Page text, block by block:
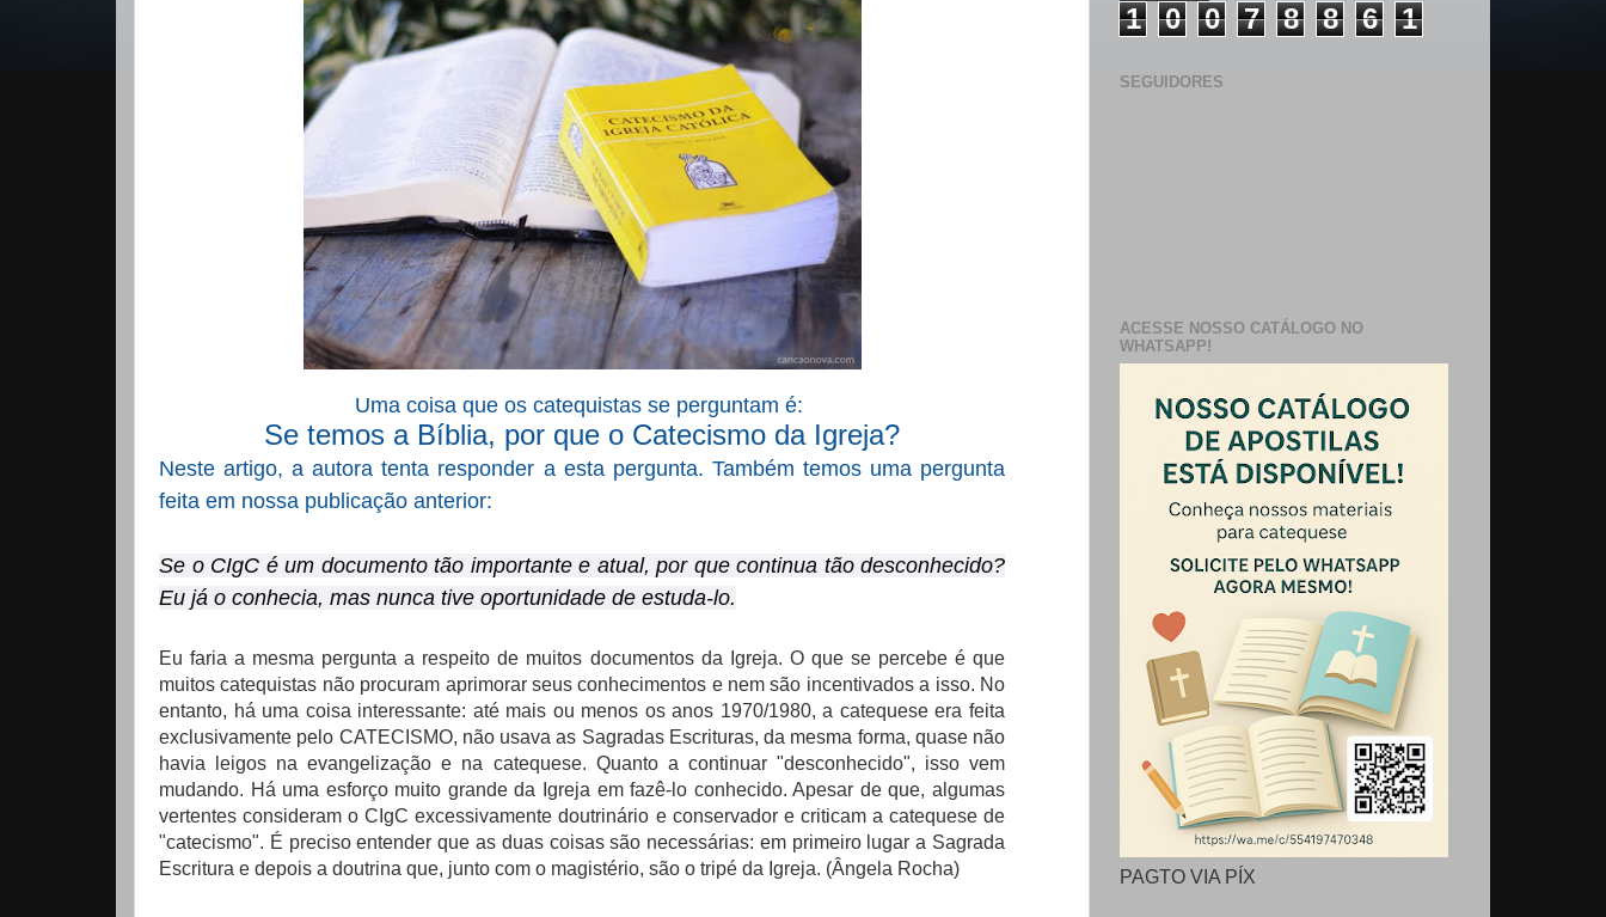
Uma coisa que os catequistas se perguntam é:
Se temos a Bíblia, por que o Catecismo da Igreja?
Neste artigo, a autora tenta responder a esta pergunta. Também temos uma pergunta
feita em nossa publicação anterior:
Se o CIgC é um documento tão importante e atual, por que continua tão desconhecido?
Eu já o conhecia, mas nunca tive oportunidade de estuda-lo.
Eu faria a mesma pergunta a respeito de muitos documentos da Igreja. O que se percebe é que
muitos catequistas não procuram aprimorar seus conhecimentos e nem são incentivados a isso. No
entanto, há uma coisa interessante: até mais ou menos os anos 1970/1980, a catequese era feita
exclusivamente pelo CATECISMO, não usava as Sagradas Escrituras, da mesma forma, quase não
havia leigos na evangelização e na catequese. Quanto a continuar "desconhecido", isso vem
mudando. Há uma esforço muito grande da Igreja em fazê-lo conhecido. Apesar de que, algumas
vertentes consideram o CIgC excessivamente doutrinário e conservador e criticam a catequese de
"catecismo". É preciso entender que as duas coisas são necessárias: em primeiro lugar a Sagrada
Escritura e depois a doutrina que, junto com o magistério, são o tripé da Igreja. (Ângela Rocha)
1 0 0 7 8 8 6 1
SEGUIDORES
ACESSE NOSSO CATÁLOGO NO
WHATSAPP!
PAGTO VIA PÍX